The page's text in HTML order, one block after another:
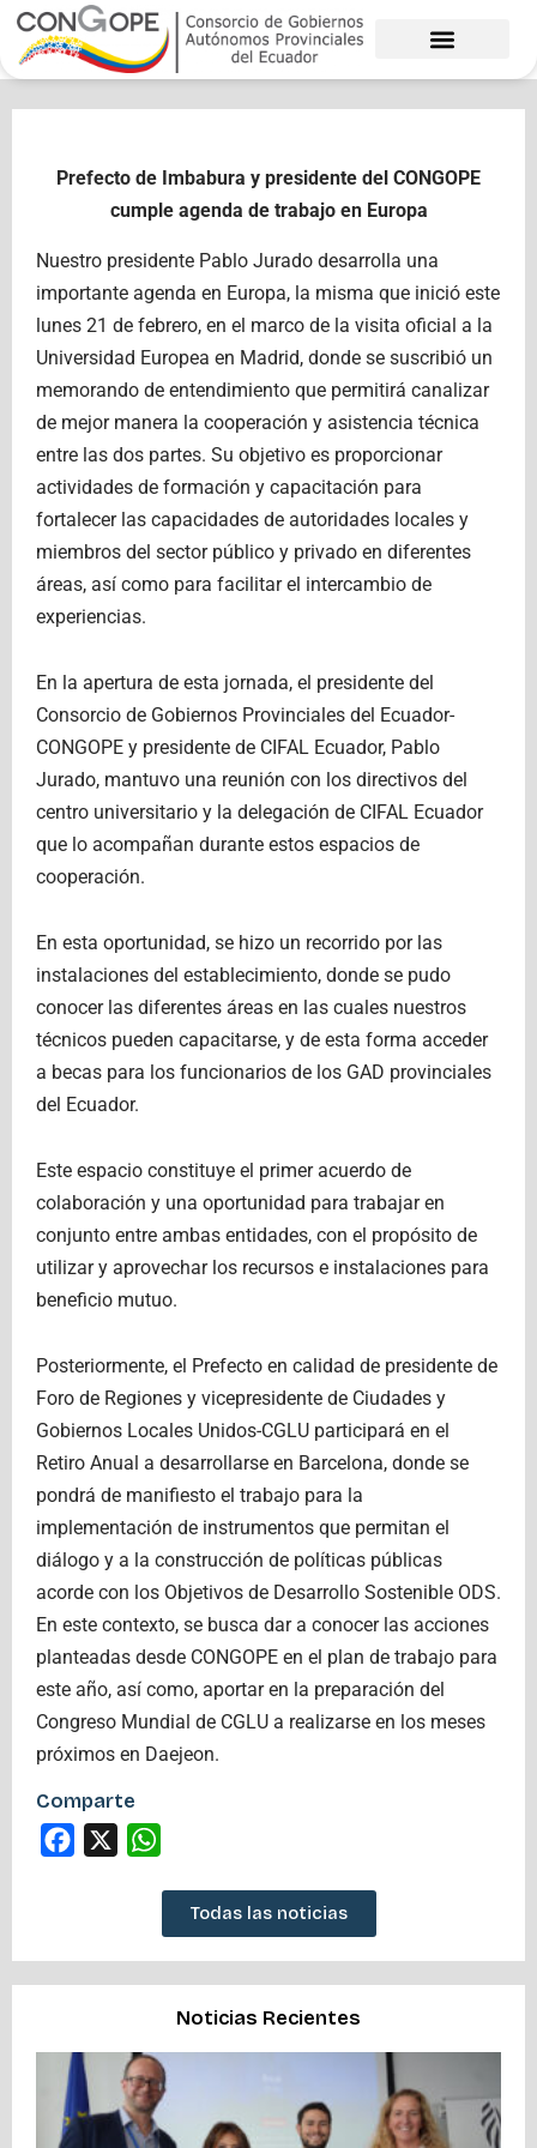
contenido
Prefecto de Imbabura y presidente del CONGOPE
cumple agenda de trabajo en Europa
Nuestro presidente Pablo Jurado desarrolla una
importante agenda en Europa, la misma que inició este
lunes 21 de febrero, en el marco de la visita oficial a la
Universidad Europea en Madrid, donde se suscribió un
memorando de entendimiento que permitirá canalizar
de mejor manera la cooperación y asistencia técnica
entre las dos partes. Su objetivo es proporcionar
actividades de formación y capacitación para
fortalecer las capacidades de autoridades locales y
miembros del sector público y privado en diferentes
áreas, así como para facilitar el intercambio de
experiencias.
En la apertura de esta jornada, el presidente del
Consorcio de Gobiernos Provinciales del Ecuador-
CONGOPE y presidente de CIFAL Ecuador, Pablo
Jurado, mantuvo una reunión con los directivos del
centro universitario y la delegación de CIFAL Ecuador
que lo acompañan durante estos espacios de
cooperación.
En esta oportunidad, se hizo un recorrido por las
instalaciones del establecimiento, donde se pudo
conocer las diferentes áreas en las cuales nuestros
técnicos pueden capacitarse, y de esta forma acceder
a becas para los funcionarios de los GAD provinciales
del Ecuador.
Este espacio constituye el primer acuerdo de
colaboración y una oportunidad para trabajar en
conjunto entre ambas entidades, con el propósito de
utilizar y aprovechar los recursos e instalaciones para
beneficio mutuo.
Posteriormente, el Prefecto en calidad de presidente de
Foro de Regiones y vicepresidente de Ciudades y
Gobiernos Locales Unidos-CGLU participará en el
Retiro Anual a desarrollarse en Barcelona, donde se
pondrá de manifiesto el trabajo para la
implementación de instrumentos que permitan el
diálogo y a la construcción de políticas públicas
acorde con los Objetivos de Desarrollo Sostenible ODS.
En este contexto, se busca dar a conocer las acciones
planteadas desde CONGOPE en el plan de trabajo para
este año, así como, aportar en la preparación del
Congreso Mundial de CGLU a realizarse en los meses
próximos en Daejeon.
Comparte
Facebook
Todas las noticias
Noticias Recientes